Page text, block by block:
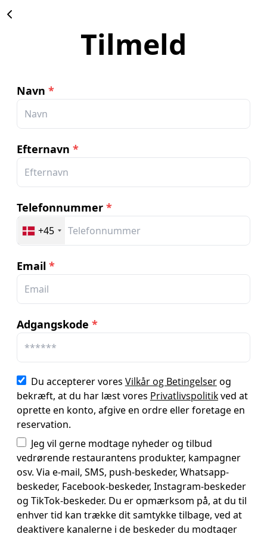
Tilmeld
Navn *
Efternavn *
Telefonnummer *
+45
Email *
Adgangskode *
Du accepterer vores Vilkår og Betingelserog
bekræft, at du har læst vores Privatlivspolitikved at
oprette en konto, afgive en ordre eller foretage en
reservation.
Jeg vil gerne modtage nyheder og tilbud
vedrørende restaurantens produkter, kampagner
osv. Via e-mail, SMS, push-beskeder, Whatsapp-
beskeder, Facebook-beskeder, Instagram-beskeder
og TikTok-beskeder. Du er opmærksom på, at du til
enhver tid kan trække dit samtykke tilbage, ved at
deaktivere kanalerne i de beskeder du modtager